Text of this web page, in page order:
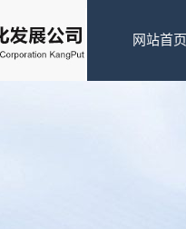
网站首页